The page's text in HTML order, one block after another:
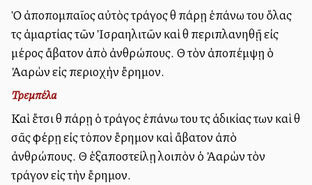
Ὁ ἀποπομπαῖος αὐτὸς τράγος θὰ πάρῃ ἐπάνω του ὅλας
τὰς ἁμαρτίας τῶν Ἰσραηλιτῶν καὶ θὰ περιπλανηθῇ εἰς
μέρος ἄβατον ἀπὸ ἀνθρώπους. Θὰ τὸν ἀποπέμψῃ ὁ
Ἀαρὼν εἰς περιοχὴν ἔρημον.
Τρεμπέλα
Καὶ ἔτσι θὰ πάρῃ ὁ τράγος ἐπάνω του τὰς ἀδικίας των καὶ θὰ
σᾶς φέρῃ εἰς τόπον ἔρημον καὶ ἄβατον ἀπὸ
ἀνθρώπους. Θὰ ἐξαποστείλῃ λοιπὸν ὁ Ἀαρὼν τὸν
τράγον εἰς τὴν ἔρημον.